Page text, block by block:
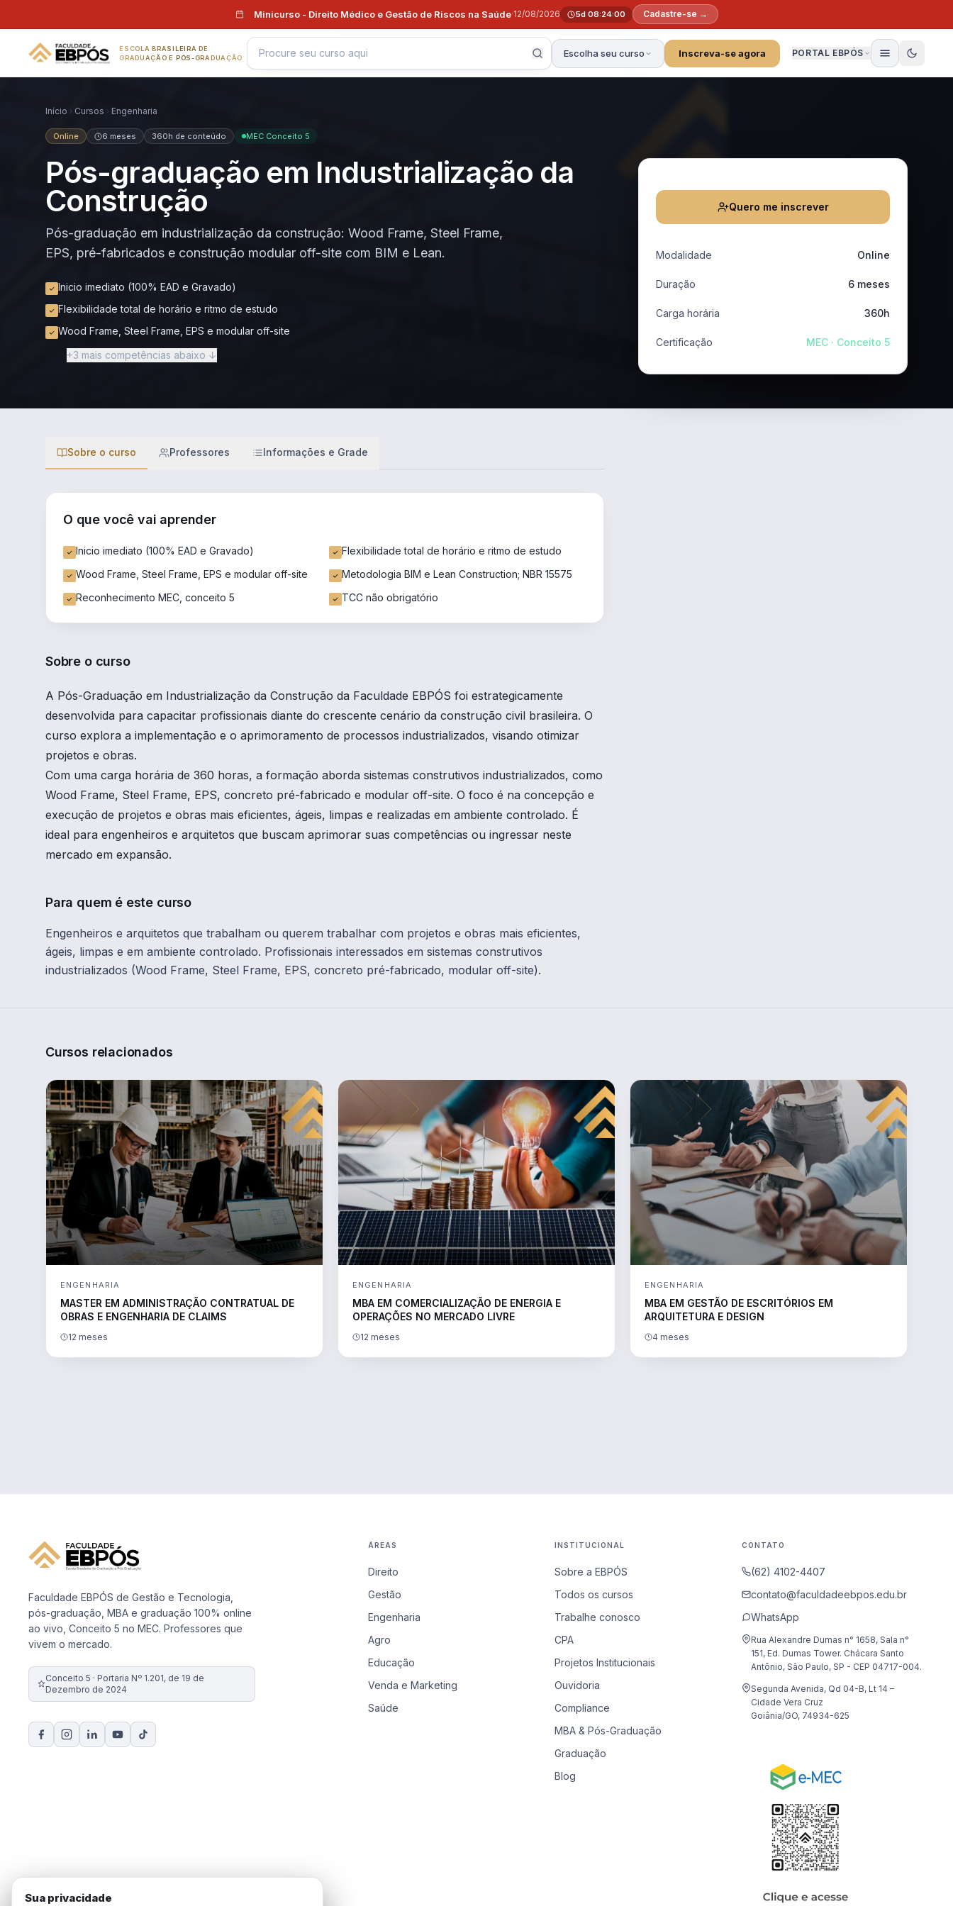
Minicurso - Direito Médico e Gestão de Riscos na Saúde·12/08/2026 5d 08:23:59 Cadastre-se →
ESCOLA BRASILEIRA DE
GRADUAÇÃO E PÓS-GRADUAÇÃO
Escolha seu curso Inscreva-se agora PORTAL EBPÓS
Início Cursos Engenharia
Online 6 meses 360h de conteúdo MEC Conceito 5
Pós-graduação em Industrialização da
Construção
Pós-graduação em industrialização da construção: Wood Frame, Steel Frame,
EPS, pré-fabricados e construção modular off-site com BIM e Lean.
Inicio imediato (100% EAD e Gravado)
Flexibilidade total de horário e ritmo de estudo
Wood Frame, Steel Frame, EPS e modular off-site
+3 mais competências abaixo ↓
Sobre o curso Professores Informações e Grade
O que você vai aprender
Inicio imediato (100% EAD e Gravado)
Flexibilidade total de horário e ritmo de estudo
Wood Frame, Steel Frame, EPS e modular off-site
Metodologia BIM e Lean Construction; NBR 15575
Reconhecimento MEC, conceito 5
TCC não obrigatório
Sobre o curso
A Pós-Graduação em Industrialização da Construção da Faculdade EBPÓS foi estrategicamente
desenvolvida para capacitar profissionais diante do crescente cenário da construção civil brasileira. O
curso explora a implementação e o aprimoramento de processos industrializados, visando otimizar
projetos e obras.
Com uma carga horária de 360 horas, a formação aborda sistemas construtivos industrializados, como
Wood Frame, Steel Frame, EPS, concreto pré-fabricado e modular off-site. O foco é na concepção e
execução de projetos e obras mais eficientes, ágeis, limpas e realizadas em ambiente controlado. É
ideal para engenheiros e arquitetos que buscam aprimorar suas competências ou ingressar neste
mercado em expansão.
Para quem é este curso
Engenheiros e arquitetos que trabalham ou querem trabalhar com projetos e obras mais eficientes,
ágeis, limpas e em ambiente controlado. Profissionais interessados em sistemas construtivos
industrializados (Wood Frame, Steel Frame, EPS, concreto pré-fabricado, modular off-site).
Quero me inscrever
Modalidade Online
Duração 6 meses
Carga horária 360h
Certificação MEC · Conceito 5
Cursos relacionados
ENGENHARIA
MASTER EM ADMINISTRAÇÃO CONTRATUAL DE
OBRAS E ENGENHARIA DE CLAIMS
12 meses
ENGENHARIA
MBA EM COMERCIALIZAÇÃO DE ENERGIA E
OPERAÇÕES NO MERCADO LIVRE
12 meses
ENGENHARIA
MBA EM GESTÃO DE ESCRITÓRIOS EM
ARQUITETURA E DESIGN
4 meses
Faculdade EBPÓS de Gestão e Tecnologia,
pós-graduação, MBA e graduação 100% online
ao vivo, Conceito 5 no MEC. Professores que
vivem o mercado.
Conceito 5 · Portaria Nº 1.201, de 19 de
Dezembro de 2024
ÁREAS
Direito
Gestão
Engenharia
Agro
Educação
Venda e Marketing
Saúde
INSTITUCIONAL
Sobre a EBPÓS
Todos os cursos
Trabalhe conosco
CPA
Projetos Institucionais
Ouvidoria
Compliance
MBA & Pós-Graduação
Graduação
Blog
CONTATO
(62) 4102-4407
contato@faculdadeebpos.edu.br
WhatsApp
Rua Alexandre Dumas n° 1658, Sala n°
151, Ed. Dumas Tower. Chácara Santo
Antônio, São Paulo, SP - CEP 04717-004.
Segunda Avenida, Qd 04-B, Lt 14 –
Cidade Vera Cruz
Goiânia/GO, 74934-625
Sua privacidade